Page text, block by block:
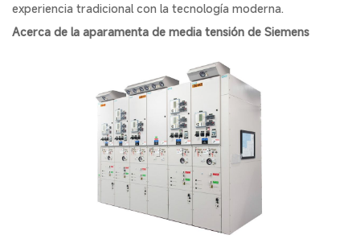
experiencia tradicional con la tecnología moderna.
Acerca de la aparamenta de media tensión de Siemens